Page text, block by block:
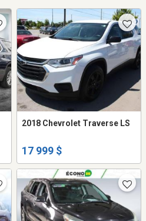
2018 Chevrolet Traverse LS
17 999 $